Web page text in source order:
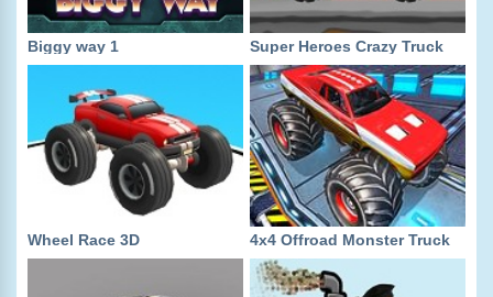
Biggy way 1 Super Heroes Crazy Truck
Wheel Race 3D 4x4 Offroad Monster Truck